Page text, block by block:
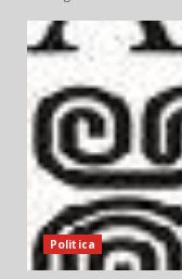
Politica